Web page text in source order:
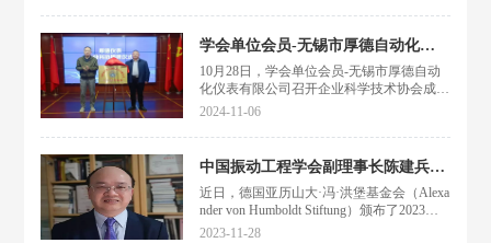
学术成就与深远的国际影响力，荣膺欧洲科
学院院士。 欧洲科学院成立于1988年，总
部位于英国伦敦，是欧盟的“国家科学院”和
法定科学顾问，由英国皇家学会及欧洲各国
科学院共同发起，是国际上学术领域最广
泛、影响最大的科学组织之一。其院士遴选
学会单位会员-无锡市厚德自动化仪表有限公司成立企业科协
10月28日，学会单位会员-无锡市厚德自动
化仪表有限公司召开企业科学技术协会成立
大会！无锡市委组织部副部长、公务员局局
德仪表公司徐志强董事长、青年人才代表等
近20余人出席了会议。今年9月，学会在无
锡市厚德自动化仪表有限公司成立了首
个“中国振动工程学会青年人才创新基地”，
基地以企业为依托，充分把握学会“中国科
协青年人才托举工程”项目建设的契机，形
2024-11-06
中国振动工程学会副理事长陈建兵教授荣获德国冯·洪堡研究奖
近日，德国亚历山大·冯·洪堡基金会（Alexa
nder von Humboldt Stiftung）颁布了2023年
秋季亚历山大·冯·洪堡研究奖（Alexander vo
2023-11-28